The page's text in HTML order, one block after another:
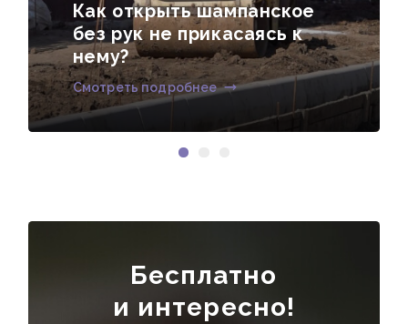
Как открыть шампанское
без рук не прикасаясь к
нему?
Смотреть подробнее
Бесплатно
и интересно!